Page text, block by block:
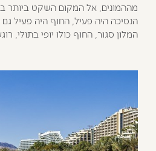
מההמונים, אל המקום השקט ביותר
הנסיכה היה פעיל, החוף היה פעיל
המלון סגור, החוף כולו יופי בתולי,